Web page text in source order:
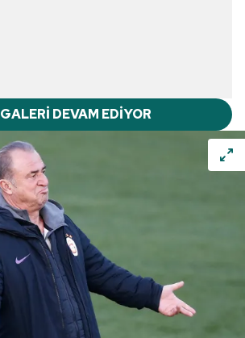
GALERİ DEVAM EDİYOR